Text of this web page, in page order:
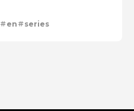
en series